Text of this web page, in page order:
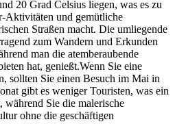
20 Grad Celsius liegen, was es zu
Aktivitäten und gemütliche
Straßen macht. Die umliegende
zum Wandern und Erkunden
man die atemberaubende
hat, genießt.Wenn Sie eine
sollten Sie einen Besuch im Mai in
gibt es weniger Touristen, was ein
Sie die malerische
ohne die geschäftigen